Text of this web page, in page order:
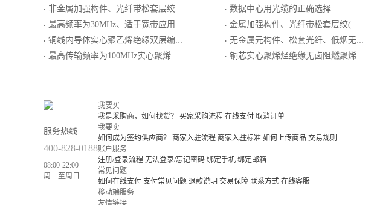
· 非金属加强构件、光纤带松套层绞填充式、阻燃聚乙烯护套通信用室外光缆
· 最高频率为30MHz、适于宽带应用的铜芯泡沫聚烯烃绝缘铝塑粘结型综合护套自承式市内通信电缆
· 铜线内导体实心聚乙烯绝缘双层编织屏蔽外导体低烟无卤阻燃聚烯烃护套局用同轴电缆
· 最高传输频率为100MHz实心聚烯烃绝缘阻燃聚烯烃护套非屏蔽加强型xDSL传输的引入电缆
· 数据中心用光缆的正确选择
· 金属加强构件、光纤带松套层绞(半）干式、钢－聚乙烯粘结护套通信用室外光缆
· 无金属元构件、松套光纤、低烟无卤护套室内外光缆
· 铜芯实心聚烯烃绝缘无卤阻燃聚烯烃护套屏蔽型局用对称电缆
服务热线
400-828-0188
08:00-22:00
周一至周日
我要买
我是采购商，如何找货？
买家采购流程 在线支付 取消订单
我要卖
如何成为签约供应商？
商家入驻流程 商家入驻标准 如何上传商品 交易规则
账户服务
注册/登录流程 无法登录/忘记密码 绑定手机 绑定邮箱
常见问题
如何在线支付 支付常见问题 退款说明 交易保障 联系方式 在线客服
移动端服务
友情链接